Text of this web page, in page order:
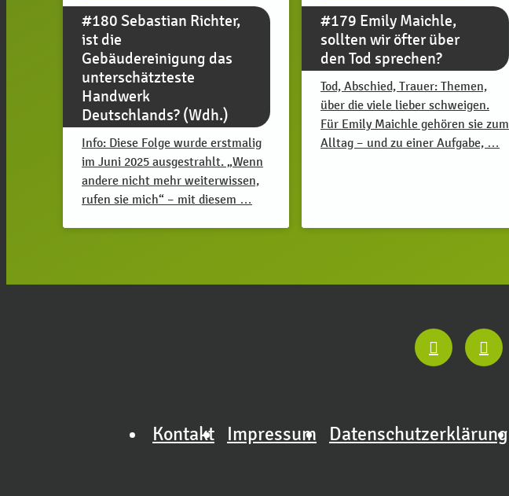
#180 Sebastian Richter,
ist die
Gebäudereinigung das
unterschätzteste
Handwerk
Deutschlands? (Wdh.)
Info: Diese Folge wurde erstmalig
im Juni 2025 ausgestrahlt. „Wenn
andere nicht mehr weiterwissen,
rufen sie mich“ – mit diesem …
#179 Emily Maichle,
sollten wir öfter über
den Tod sprechen?
Tod, Abschied, Trauer: Themen,
über die viele lieber schweigen.
Für Emily Maichle gehören sie zum
Alltag – und zu einer Aufgabe, …
Kontakt Impressum Datenschutzerklärung